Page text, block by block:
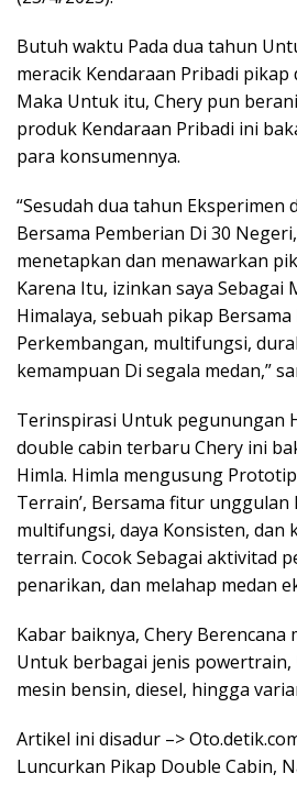
Butuh waktu Pada dua tahun
meracik Kendaraan Pribadi pikap
Maka Untuk itu, Chery pun
produk Kendaraan Pribadi ini
para konsumennya.
“Sesudah dua tahun Eksperimen
Bersama Pemberian Di 30
menetapkan dan menawarkan
Karena Itu, izinkan saya Sebagai
Himalaya, sebuah pikap
Perkembangan, multifungsi,
kemampuan Di segala medan,”
Terinspirasi Untuk pegunungan
double cabin terbaru Chery ini
Himla. Himla mengusung
Terrain’, Bersama fitur
multifungsi, daya Konsisten, dan
terrain. Cocok Sebagai aktivitad
penarikan, dan melahap medan
Kabar baiknya, Chery Berencana
Untuk berbagai jenis
mesin bensin, diesel, hingga
Artikel ini disadur –>
Luncurkan Pikap Double Cabin,